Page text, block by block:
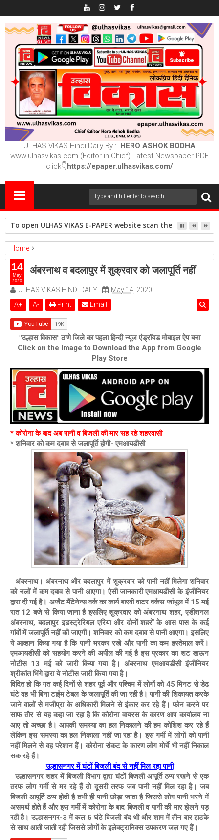
ULHAS VIKAS Hindi Daily By :- HERO ASHOK BODHA
www.ulhasvikas.com (Editor in Chief) Latest Newspaper PDF
click👇https://epaper.ulhasvikas.com/
To open ULHAS VIKAS E-PAPER website scan the QR
Home
ambernath
Featured
ulhasnagar
अंबरनाथ व बदलापुर में शुक्रवार को जलापूर्ति नहीं
अंबरनाथ व बदलापुर में शुक्रवार को जलापूर्ति नहीं
ULHAS VIKAS HINDI DAILY
May 14, 2020
A+ A- Print Email
"उल्हास विकास" ठाणे जिले का पहला हिन्दी न्यूज एंड्रॉयड मोबाइल ऐप बना
Click on the Image to Download the App from Google
Play Store
* कोरोना के बाद अब पानी व बिजली की मार सह रहे शहरवासी
* शनिवार को कम दबाव से जलापूर्ति होगी- एमआयडीसी
अंबरनाथ। अंबरनाथ और बदलापुर में शुक्रवार को पानी नहीं मिलेगा शनिवार
को नलों में कम दबाव से पानी आएगा। ऐसी जानकारी एमआयडीसी के इंजीनियर
द्वारा दी गई है। अर्जंट मैंटेनेन्स वर्क का कार्य बारवी वाटर वर्कस जांभूल में 15 मई
रात 12 बजे से किया जाना है इसलिए शुक्रवार को अंबरनाथ शहर, एडीशनल
अंबरनाथ, बदलापुर इडस्ट्रेरियल एरिया और दोनों शहरों के आस पास के कई
गांवों में जलापूर्ति नहीं की जाएगी। शनिवार को कम दबाव से पानी आएगा। इसलिए
ये आव्हान किया गया है कि पानी भरकर रखे और पानी का कम इस्तेमाल करें।
एमआयडीसी को सहयोग करने की अपील की गई है इस प्रकार का शट डाऊन
नोटीस 13 मई को जारी किया गया है। अंबरनाथ एमआयडीसी इंजीनियर
श्रीकांत भिंगे द्वारा ये नोटीस जारी किया गया है।
विदित हो कि गत कई दिनों से शहर पूर्व और पश्चिम में लोगों को 45 मिनट से डेढ
घंटे वह भी बिना टाईम टेबल के जलापूर्ति की जा रही है। पानी की शिकायत करके
जाने वालों से मजीप्रा के अधिकारी मिलने से इंकार कर रहे हैं। फोन करने पर
साफ तौर से यह कहा जा रहा है कि कोरोना वायरस के कारण आप कार्यालय ना
आए तो अच्छा है। आपकी समस्या का हल निकालने की हम कोशिश कर रहे हैं
लेकिन इस समस्या का हल निकाला नहीं जा रहा है। इस गर्मी में लोगों को पानी
नहीं मिलने से वह परेशान हैं। कोरोना संकट के कारण लोग मोर्चे भी नहीं निकाल
सक रहे हैं।
उल्हासनगर में घंटों बिजली बंद से नहीं मिल रहा पानी
उल्हासनगर शहर में बिजली विभाग द्वारा घंटों बिजली आपूर्ति ठप्प रखने से एक
तरफ लोग गर्मी से मर रहे हैं तो दूसरी तरफ जब पानी नहीं मिल रहा है। जब
बिजली आपूर्ति ठप्प होती है तभी ही पानी छोड़ा जाता है जिससे लोग पानी भरने में
असमर्थ होते हैं और इस गर्मी में कोरोना के बाद बिजली व पानी की मार झेलने पड़
रही है। उल्हासनगर-3 में कल 5 घंटे बिजली बंद थी और शाम में तीन बार झटके
से साथ आती जाती रही जिससे लोगों के इलेक्ट्रानिक्स उपकरण जल गए हैं।
14
May
2020